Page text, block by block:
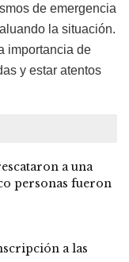
de emergencia
la situación.
importancia de
y estar atentos
a una
personas fueron
a las